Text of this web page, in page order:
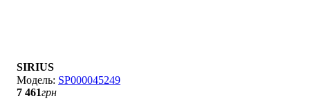
SIRIUS
SP000045249
7 461грн